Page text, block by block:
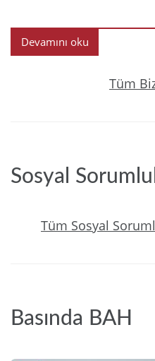
Devamını oku
Tüm
Sosyal
Tüm Sosyal
Basında BAH